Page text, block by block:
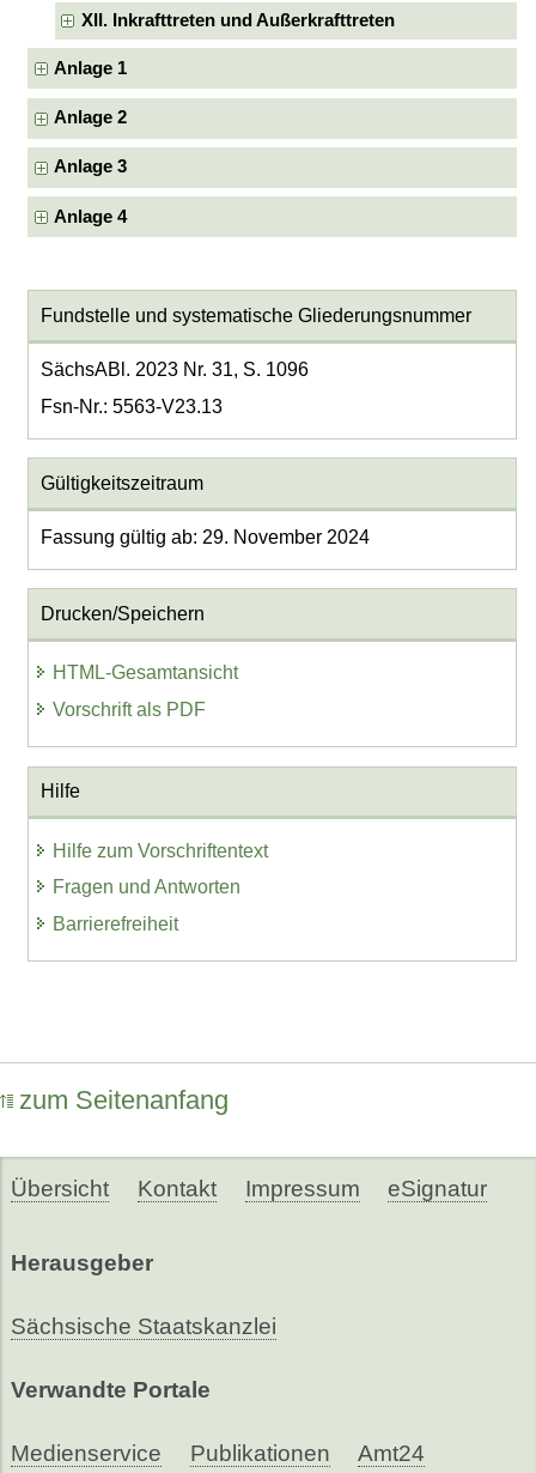
XII. Inkrafttreten und Außerkrafttreten
Anlage 1
Anlage 2
Anlage 3
Anlage 4
Fundstelle und systematische Gliederungsnummer
SächsABl. 2023 Nr. 31, S. 1096
Fsn-Nr.: 5563-V23.13
Gültigkeitszeitraum
Fassung gültig ab: 29. November 2024
Drucken/Speichern
HTML-Gesamtansicht
Vorschrift als PDF
Hilfe
Hilfe zum Vorschriftentext
Fragen und Antworten
Barrierefreiheit
zum Seitenanfang
Übersicht Kontakt Impressum eSignatur
Herausgeber
Sächsische Staatskanzlei
Verwandte Portale
Medienservice Publikationen Amt24